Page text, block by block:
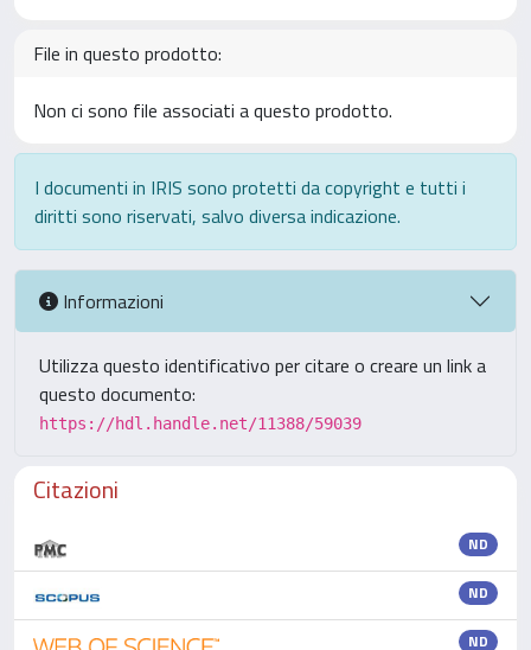
File in questo prodotto:
Non ci sono file associati a questo prodotto.
I documenti in IRIS sono protetti da copyright e tutti i
diritti sono riservati, salvo diversa indicazione.
Informazioni
Utilizza questo identificativo per citare o creare un link a
questo documento:
https://hdl.handle.net/11388/59039
Citazioni
ND
ND
ND